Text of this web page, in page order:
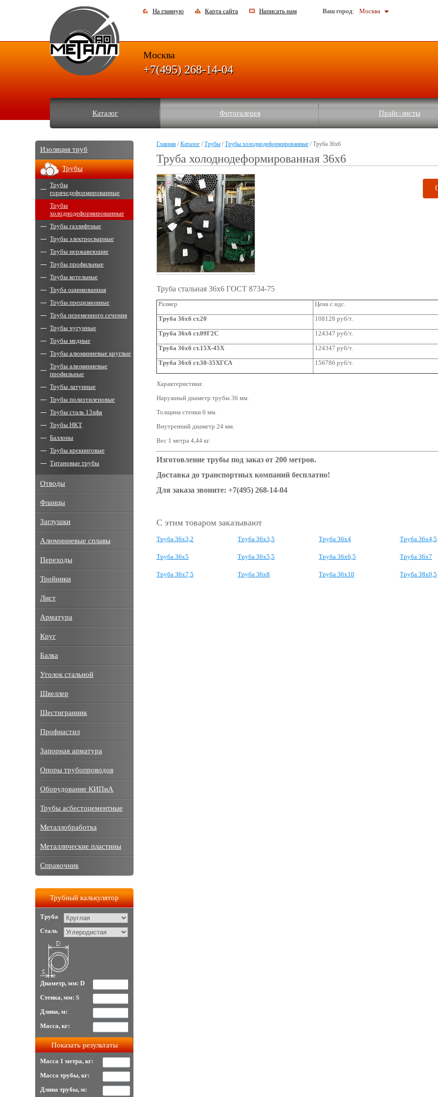
На главную Карта сайта Написать нам Ваш город: Москва
Каталог Фотогалерея Прайс-листы
Москва
+7(495) 268-14-04
Главная /Каталог /Трубы /Трубы холоднодеформированные / Труба 36x6
Труба холоднодеформированная 36x6
Труба стальная 36x6 ГОСТ 8734-75
Размер
Цена с ндс.
Труба 36x6 ст.20
108128 руб/т.
Труба 36x6 ст.09Г2С
124347 руб/т.
Труба 36x6 ст.15Х-45Х 124347 руб/т.
Труба 36x6 ст.30-35ХГСА 156786 руб/т.
Характеристики:
Наружный диаметр трубы 36 мм.
Толщина стенки 6 мм.
Внутренний диаметр 24 мм.
Вес 1 метра 4,44 кг.
Изготовление трубы под заказ от 200 метров.
Доставка до транспортных компаний бесплатно!
Для заказа звоните: +7(495) 268-14-04
С этим товаром заказывают
Труба 36x3,2 Труба 36x3,5 Труба 36x4 Труба 36x4,5
Труба 36x5 Труба 36x5,5 Труба 36x6,5 Труба 36x7
Труба 36x7,5 Труба 36x8 Труба 36x10 Труба 38x0,5
Изоляция труб
Трубы
Трубы
горячедеформированные
Трубы
холоднодеформированные
Трубы газлифтные
Трубы электросварные
Трубы нержавеющие
Трубы профильные
Трубы котельные
Труба оцинкованная
Трубы прецизионные
Труба переменного сечения
Трубы чугунные
Трубы медные
Трубы алюминиевые круглые
Трубы алюминиевые
профильные
Трубы латунные
Трубы полиэтиленовые
Трубы сталь 13хфа
Трубы НКТ
Баллоны
Трубы крекинговые
Титановые трубы
Отводы
Фланцы
Заглушки
Алюминиевые сплавы
Переходы
Тройники
Лист
Арматура
Круг
Балка
Уголок стальной
Швеллер
Шестигранник
Профнастил
Запорная арматура
Опоры трубопроводов
Оборудование КИПиА
Трубы асбестоцементные
Металлобработка
Металлические пластины
Справочник
Трубный калькулятор
Труба
Сталь
Диаметр, мм: D
Стенка, мм: S
Длина, м:
Масса, кг:
Масса 1 метра, кг:
Масса трубы, кг:
Длина трубы, м: